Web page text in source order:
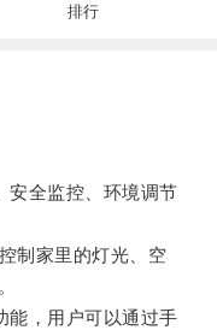
排行
全监控、环境调节
制家里的灯光、空
，用户可以通过手